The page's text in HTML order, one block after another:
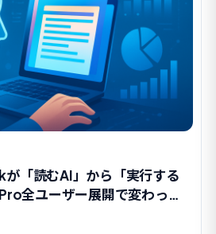
「読むAI」から「実行する
全ユーザー展開で変わった